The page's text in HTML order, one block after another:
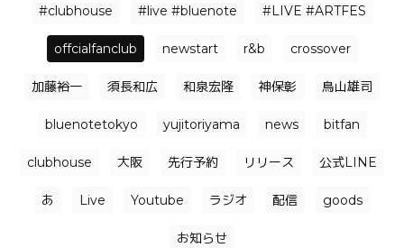
#clubhouse #live #bluenote #LIVE #ARTFES
offcialfanclub newstart r&b crossover
加藤裕一 須長和広 和泉宏隆 神保彰 鳥山雄司
bluenotetokyo yujitoriyama news bitfan
clubhouse 大阪 先行予約 リリース 公式LINE
あ Live Youtube ラジオ 配信 goods
お知らせ